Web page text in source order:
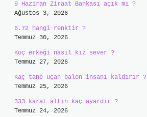
9 Haziran Ziraat Bankası açık mı ?
Ağustos 3, 2026
6.72 hangi renktir ?
Temmuz 30, 2026
Koç erkeği nasıl kız sever ?
Temmuz 27, 2026
Kaç tane uçan balon insanı kaldırır ?
Temmuz 25, 2026
333 karat altın kaç ayardır ?
Temmuz 24, 2026